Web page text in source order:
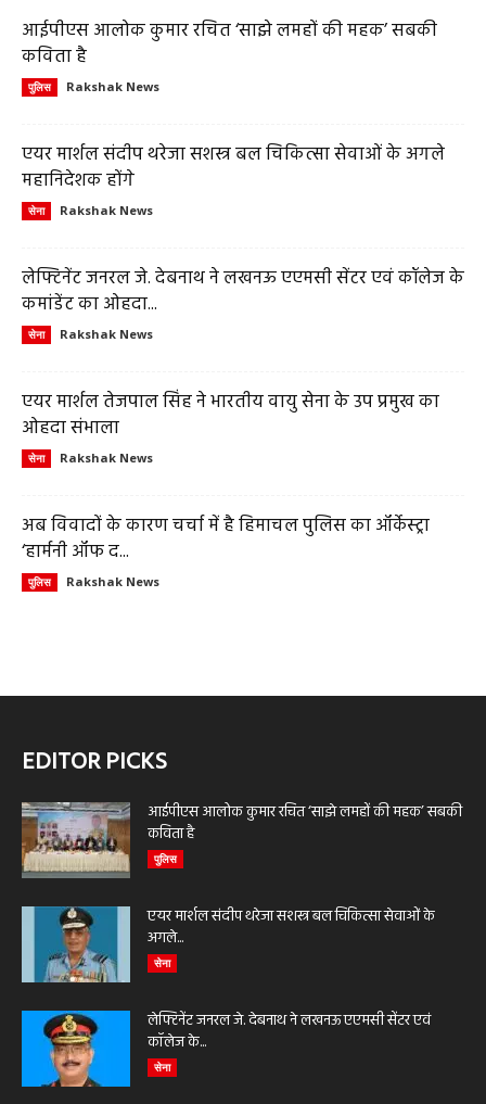
आईपीएस आलोक कुमार रचित ‘साझे लमहों की महक’ सबकी
कविता है
पुलिस Rakshak News
एयर मार्शल संदीप थरेजा सशस्त्र बल चिकित्सा सेवाओं के अगले
महानिदेशक होंगे
सेना Rakshak News
लेफ्टिनेंट जनरल जे. देबनाथ ने लखनऊ एएमसी सेंटर एवं कॉलेज के
कमांडेंट का ओहदा...
सेना Rakshak News
एयर मार्शल तेजपाल सिंह ने भारतीय वायु सेना के उप प्रमुख का
ओहदा संभाला
सेना Rakshak News
अब विवादों के कारण चर्चा में है हिमाचल पुलिस का ऑर्केस्ट्रा
‘हार्मनी ऑफ द...
पुलिस Rakshak News
EDITOR PICKS
आईपीएस आलोक कुमार रचित ‘साझे लमहों की महक’ सबकी
कविता है
पुलिस
एयर मार्शल संदीप थरेजा सशस्त्र बल चिकित्सा सेवाओं के
अगले...
सेना
लेफ्टिनेंट जनरल जे. देबनाथ ने लखनऊ एएमसी सेंटर एवं
कॉलेज के...
सेना